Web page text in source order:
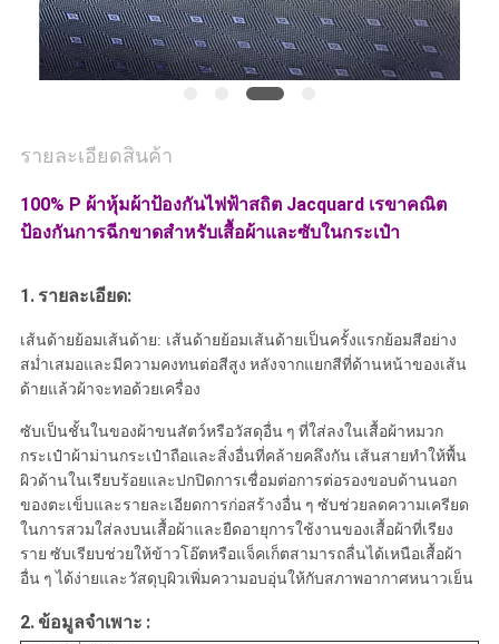
รายละเอียดสินค้า
100% P ผ้าหุ้มผ้าป้องกันไฟฟ้าสถิต Jacquard เรขาคณิต
ป้องกันการฉีกขาดสำหรับเสื้อผ้าและซับในกระเป๋า
1. รายละเอียด:
เส้นด้ายย้อมเส้นด้าย: เส้นด้ายย้อมเส้นด้ายเป็นครั้งแรกย้อมสีอย่าง
สม่ำเสมอและมีความคงทนต่อสีสูง หลังจากแยกสีที่ด้านหน้าของเส้น
ด้ายแล้วผ้าจะทอด้วยเครื่อง
ซับเป็นชั้นในของผ้าขนสัตว์หรือวัสดุอื่น ๆ ที่ใส่ลงในเสื้อผ้าหมวก
กระเป๋าผ้าม่านกระเป๋าถือและสิ่งอื่นที่คล้ายคลึงกัน เส้นสายทำให้พื้น
ผิวด้านในเรียบร้อยและปกปิดการเชื่อมต่อการต่อรองขอบด้านนอก
ของตะเข็บและรายละเอียดการก่อสร้างอื่น ๆ ซับช่วยลดความเครียด
ในการสวมใส่ลงบนเสื้อผ้าและยืดอายุการใช้งานของเสื้อผ้าที่เรียง
ราย ซับเรียบช่วยให้ข้าวโอ๊ตหรือแจ็คเก็ตสามารถลื่นได้เหนือเสื้อผ้า
อื่น ๆ ได้ง่ายและวัสดุบุผิวเพิ่มความอบอุ่นให้กับสภาพอากาศหนาวเย็น
2.ข้อมูลจำเพาะ :